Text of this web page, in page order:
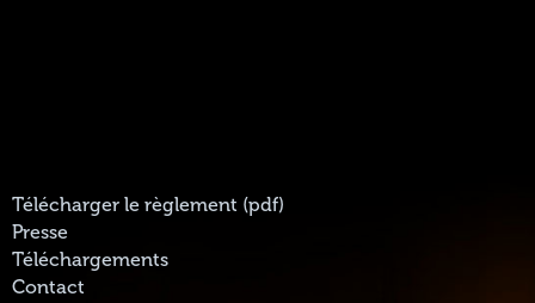
Télécharger le règlement (pdf)
Presse
Téléchargements
Contact